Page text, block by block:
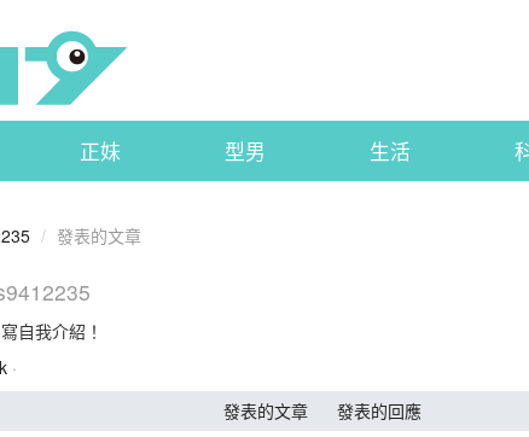
正妹 型男 生活
/ 發表的文章
自我介紹！
·
發表的文章
發表的回應